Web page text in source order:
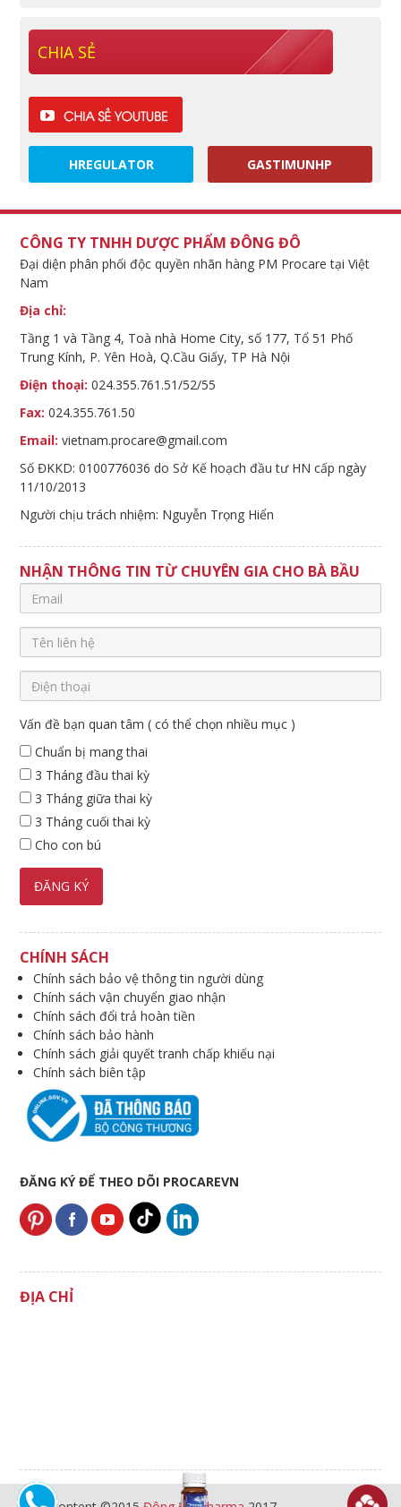
CHIA SẺ
HREGULATOR GASTIMUNHP
CÔNG TY TNHH DƯỢC PHẨM ĐÔNG ĐÔ
Đại diện phân phối độc quyền nhãn hàng PM Procare tại Việt
Nam
Địa chỉ:
Tầng 1 và Tầng 4, Toà nhà Home City, số 177, Tổ 51 Phố
Trung Kính, P. Yên Hoà, Q.Cầu Giấy, TP Hà Nội
Điện thoại: 024.355.761.51/52/55
Fax: 024.355.761.50
Email: vietnam.procare@gmail.com
Số ĐKKD: 0100776036 do Sở Kế hoạch đầu tư HN cấp ngày
11/10/2013
Người chịu trách nhiệm: Nguyễn Trọng Hiển
NHẬN THÔNG TIN TỪ CHUYÊN GIA CHO BÀ BẦU
Vấn đề bạn quan tâm ( có thể chọn nhiều mục )
Chuẩn bị mang thai
3 Tháng đầu thai kỳ
3 Tháng giữa thai kỳ
3 Tháng cuối thai kỳ
Cho con bú
CHÍNH SÁCH
Chính sách bảo vệ thông tin người dùng
Chính sách vận chuyển giao nhận
Chính sách đổi trả hoàn tiền
Chính sách bảo hành
Chính sách giải quyết tranh chấp khiếu nại
Chính sách biên tập
ĐĂNG KÝ ĐỂ THEO DÕI PROCAREVN
ĐỊA CHỈ